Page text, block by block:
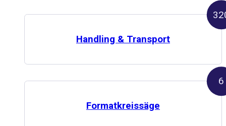
Handling & Transport
6
Formatkreissäge